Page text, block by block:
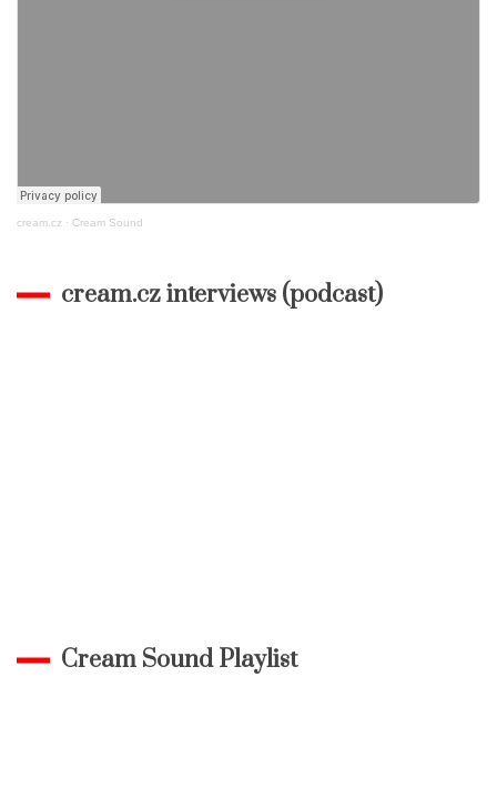
cream.cz · Cream Sound
cream.cz interviews (podcast)
Cream Sound Playlist